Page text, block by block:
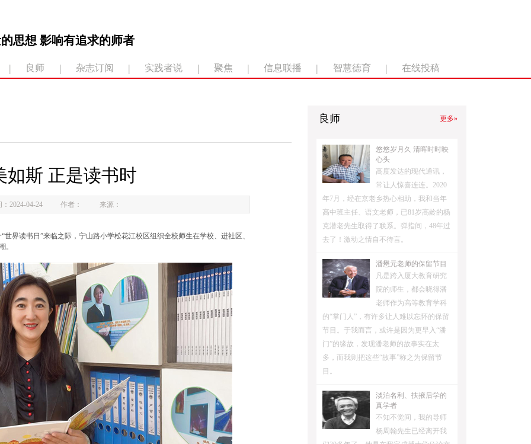
思想 影响有追求的师者
| 良师 | 杂志订阅 | 实践者说 | 聚焦 | 信息联播 | 智慧德育 | 在线投稿
如斯 正是读书时
2024-04-24 作者： 来源：
界读书日”来临之际，宁山路小学松花江校区组织全校师生在学校、进社区、
。
良师 更多»
悠悠岁月久 清晖时时映
心头
高度发达的现代通讯，
常让人惊喜连连。2020
年7月，经在京老乡热心相助，我和当年
高中班主任、语文老师，已81岁高龄的杨
克潜老先生取得了联系。弹指间，48年过
去了！激动之情自不待言。
潘懋元老师的保留节目
凡是跨入厦大教育研究
院的师生，都会晓得潘
老师作为高等教育学科
的“掌门人”，有许多让人难以忘怀的保留
节目。于我而言，或许是因为更早入“潘
门”的缘故，发现潘老师的故事实在太
多，而我则把这些“故事”称之为保留节
目。
淡泊名利、扶掖后学的
真学者
不知不觉间，我的导师
杨周翰先生已经离开我